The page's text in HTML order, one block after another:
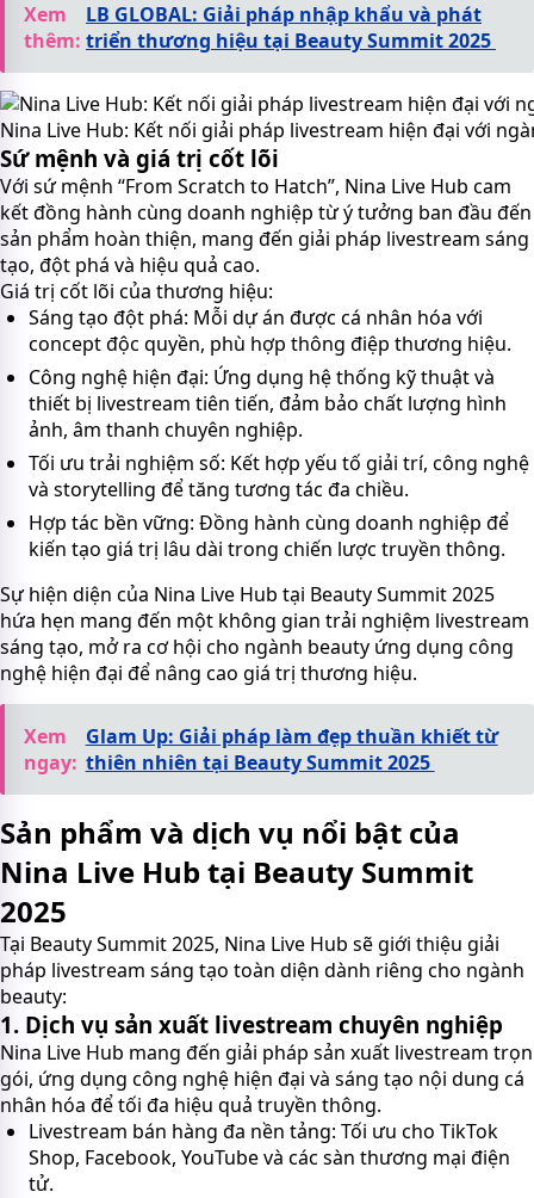
Xem
thêm:
LB GLOBAL: Giải pháp nhập khẩu và phát
triển thương hiệu tại Beauty Summit 2025
Nina Live Hub: Kết nối giải pháp livestream hiện đại với
Sứ mệnh và giá trị cốt lõi
Với sứ mệnh “From Scratch to Hatch”, Nina Live Hub cam
kết đồng hành cùng doanh nghiệp từ ý tưởng ban đầu đến
sản phẩm hoàn thiện, mang đến giải pháp livestream sáng
tạo, đột phá và hiệu quả cao.
Giá trị cốt lõi của thương hiệu:
Sáng tạo đột phá: Mỗi dự án được cá nhân hóa với
concept độc quyền, phù hợp thông điệp thương hiệu.
Công nghệ hiện đại: Ứng dụng hệ thống kỹ thuật và
thiết bị livestream tiên tiến, đảm bảo chất lượng hình
ảnh, âm thanh chuyên nghiệp.
Tối ưu trải nghiệm số: Kết hợp yếu tố giải trí, công nghệ
và storytelling để tăng tương tác đa chiều.
Hợp tác bền vững: Đồng hành cùng doanh nghiệp để
kiến tạo giá trị lâu dài trong chiến lược truyền thông.
Sự hiện diện của Nina Live Hub tại Beauty Summit 2025
hứa hẹn mang đến một không gian trải nghiệm livestream
sáng tạo, mở ra cơ hội cho ngành beauty ứng dụng công
nghệ hiện đại để nâng cao giá trị thương hiệu.
Xem
ngay:
Glam Up: Giải pháp làm đẹp thuần khiết từ
thiên nhiên tại Beauty Summit 2025
Sản phẩm và dịch vụ nổi bật của
Nina Live Hub tại Beauty Summit
2025
Tại Beauty Summit 2025, Nina Live Hub sẽ giới thiệu giải
pháp livestream sáng tạo toàn diện dành riêng cho ngành
beauty:
1. Dịch vụ sản xuất livestream chuyên nghiệp
Nina Live Hub mang đến giải pháp sản xuất livestream trọn
gói, ứng dụng công nghệ hiện đại và sáng tạo nội dung cá
nhân hóa để tối đa hiệu quả truyền thông.
Livestream bán hàng đa nền tảng: Tối ưu cho TikTok
Shop, Facebook, YouTube và các sàn thương mại điện
tử.